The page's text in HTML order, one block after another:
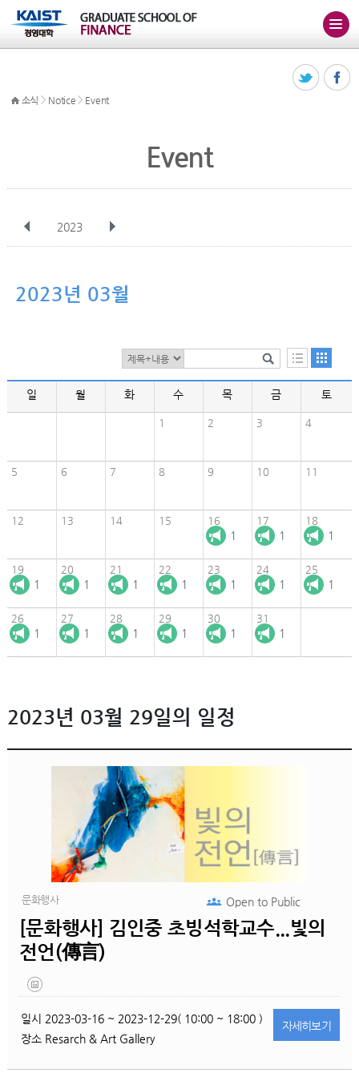
소식 > Notice > Event
Event
2023
12월
2023년 03월
일 월 화 수 목 금 토
1 2 3 4
5 6 7 8 9 10 11
12 13 14 15 16
1
17
1
18
1
19
1
20
1
21
1
22
1
23
1
24
1
25
1
26
1
27
1
28
1
29
1
30
1
31
1
2023년 03월 29일의 일정
문화행사
[문화행사] 김인중 초빙석학교수...빛의
전언(傳言)
Open toPublic
일시 2023-03-16 ~ 2023-12-29( 10:00 ~ 18:00 )
장소 Resarch & Art Gallery
자세히보기